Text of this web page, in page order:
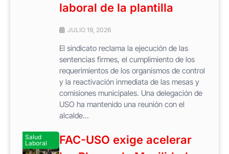
laboral de la plantilla
JULIO 19, 2026
El sindicato reclama la ejecución de las
sentencias firmes, el cumplimiento de los
requerimientos de los organismos de control
y la reactivación inmediata de las mesas y
comisiones municipales. Una delegación de
USO ha mantenido una reunión con el
alcalde...
Salud
Laboral
FAC-USO exige acelerar